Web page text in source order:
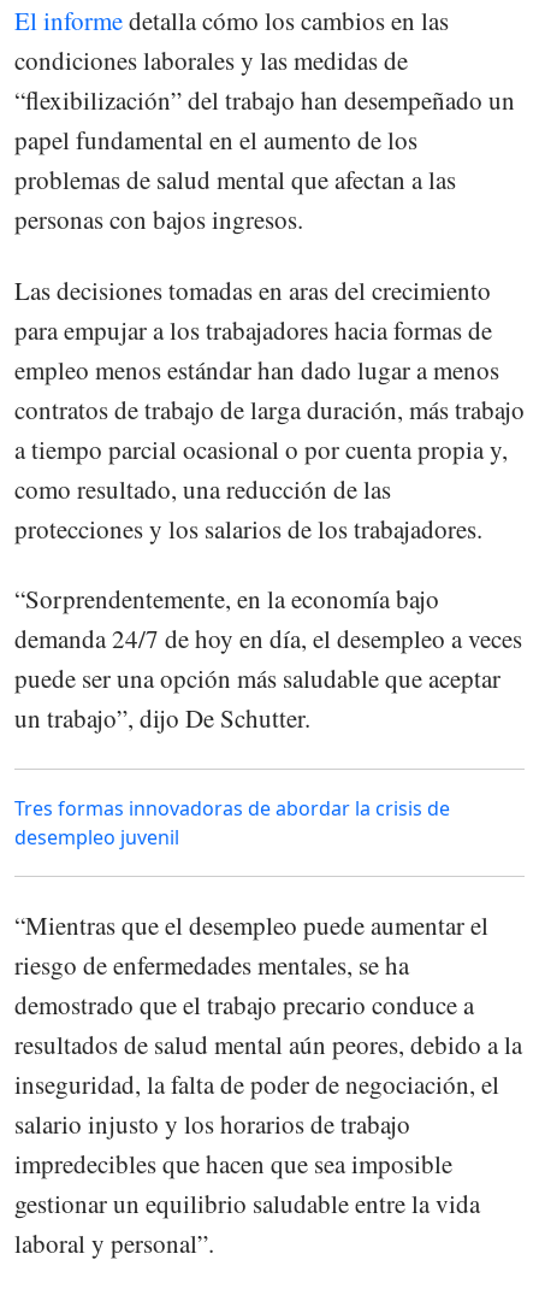
El informedetalla cómo los cambios en las
condiciones laborales y las medidas de
“flexibilización” del trabajo han desempeñado un
papel fundamental en el aumento de los
problemas de salud mental que afectan a las
personas con bajos ingresos.
Las decisiones tomadas en aras del crecimiento
para empujar a los trabajadores hacia formas de
empleo menos estándar han dado lugar a menos
contratos de trabajo de larga duración, más trabajo
a tiempo parcial ocasional o por cuenta propia y,
como resultado, una reducción de las
protecciones y los salarios de los trabajadores.
“Sorprendentemente, en la economía bajo
demanda 24/7 de hoy en día, el desempleo a veces
puede ser una opción más saludable que aceptar
un trabajo”, dijo De Schutter.
Tres formas innovadoras de abordar la crisis de
desempleo juvenil
“Mientras que el desempleo puede aumentar el
riesgo de enfermedades mentales, se ha
demostrado que el trabajo precario conduce a
resultados de salud mental aún peores, debido a la
inseguridad, la falta de poder de negociación, el
salario injusto y los horarios de trabajo
impredecibles que hacen que sea imposible
gestionar un equilibrio saludable entre la vida
laboral y personal”.